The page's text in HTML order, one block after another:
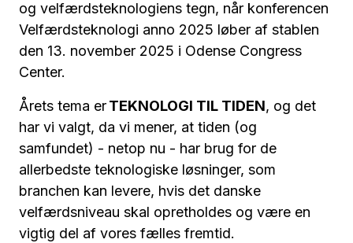
og velfærdsteknologiens tegn, når konferencen
Velfærdsteknologi anno 2025 løber af stablen
den 13. november 2025 i Odense Congress
Center.
Årets tema erTEKNOLOGI TIL TIDEN, og det
har vi valgt, da vi mener, at tiden (og
samfundet) - netop nu - har brug for de
allerbedste teknologiske løsninger, som
branchen kan levere, hvis det danske
velfærdsniveau skal opretholdes og være en
vigtig del af vores fælles fremtid.